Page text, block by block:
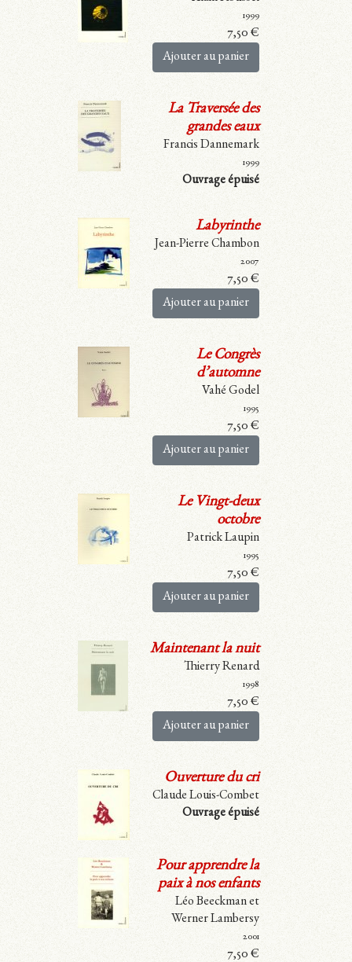
1999
7,50 €
Ajouter au panier
La Traversée des
grandes eaux
Francis Dannemark
1999
Ouvrage épuisé
Labyrinthe
Jean-Pierre Chambon
2007
7,50 €
Ajouter au panier
Le Congrès
d’automne
Vahé Godel
1995
7,50 €
Ajouter au panier
Le Vingt-deux
octobre
Patrick Laupin
1995
7,50 €
Ajouter au panier
Maintenant la nuit
Thierry Renard
1998
7,50 €
Ajouter au panier
Ouverture du cri
Claude Louis-Combet
Ouvrage épuisé
Pour apprendre la
paix à nos enfants
Léo Beeckman et
Werner Lambersy
2001
7,50€